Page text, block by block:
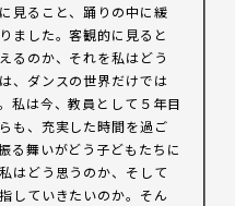
見ること、踊りの中に緩
ました。客観的に見ると
るのか、それを私はどう
、ダンスの世界だけでは
私は今、教員として５年目
も、充実した時間を過ご
る舞いがどう子どもたちに
はどう思うのか、そして
していきたいのか。そん